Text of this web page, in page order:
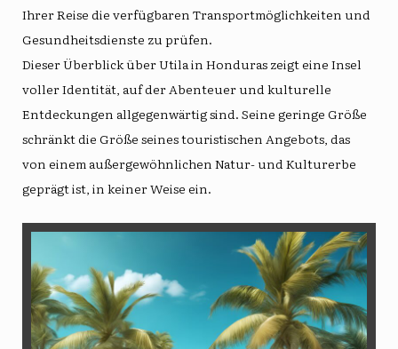
Ihrer Reise die verfügbaren Transportmöglichkeiten und
Gesundheitsdienste zu prüfen.
Dieser Überblick über Utila in Honduras zeigt eine Insel
voller Identität, auf der Abenteuer und kulturelle
Entdeckungen allgegenwärtig sind. Seine geringe Größe
schränkt die Größe seines touristischen Angebots, das
von einem außergewöhnlichen Natur- und Kulturerbe
geprägt ist, in keiner Weise ein.